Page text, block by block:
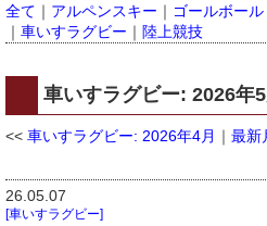
全て ｜ アルペンスキー ｜ ゴールボール
｜ 車いすラグビー ｜ 陸上競技
車いすラグビー: 2026年
<< 車いすラグビー: 2026年4月 ｜ 最新
26.05.07
[車いすラグビー]